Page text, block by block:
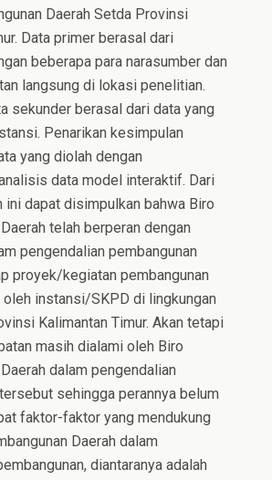
Daerah Setda Provinsi
Data primer berasal dari
beberapa para narasumber dan
langsung di lokasi penelitian.
sekunder berasal dari data yang
Penarikan kesimpulan
yang diolah dengan
data model interaktif. Dari
ini dapat disimpulkan bahwa Biro
telah berperan dengan
pengendalian pembangunan
proyek/kegiatan pembangunan
oleh instansi/SKPD di lingkungan
Kalimantan Timur. Akan tetapi
masih dialami oleh Biro
dalam pengendalian
sehingga perannya belum
faktor-faktor yang mendukung
Daerah dalam
diantaranya adalah